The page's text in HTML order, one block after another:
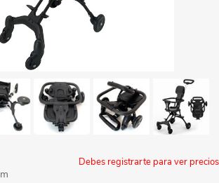
Debes registrarte para ver precios